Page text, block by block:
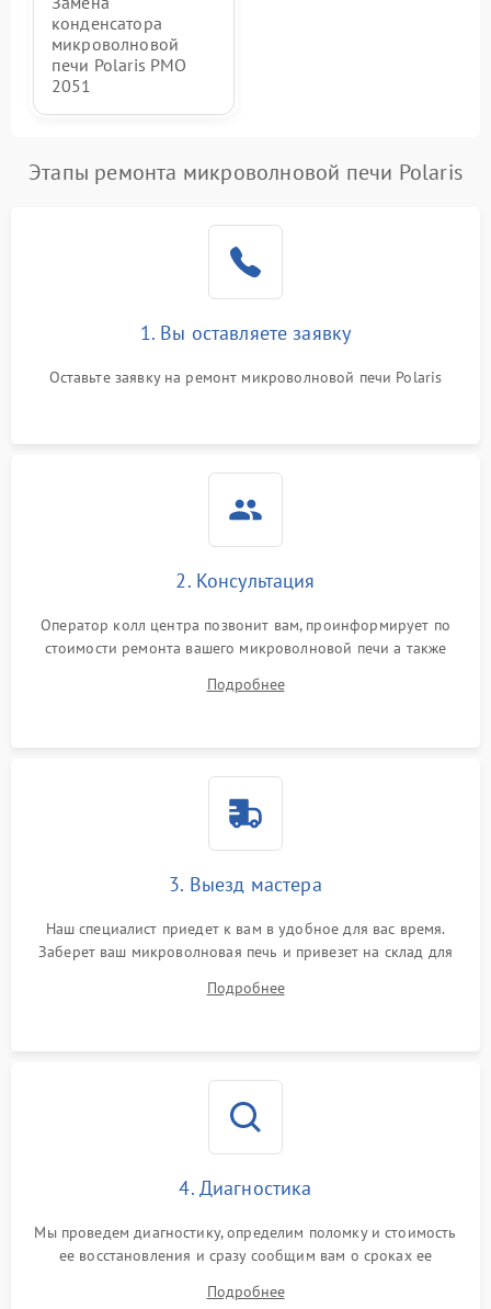
конденсатора
микроволновой
печи Polaris PMO
2051
Этапы ремонта микроволновой печи Polaris
1. Вы оставляете заявку
Оставьте заявку на ремонт микроволновой печи Polaris
2. Консультация
Оператор колл центра позвонит вам, проинформирует по
стоимости ремонта вашего микроволновой печи а также
Подробнее
3. Выезд мастера
Наш специалист приедет к вам в удобное для вас время.
Заберет ваш микроволновая печь и привезет на склад для
Подробнее
4. Диагностика
Мы проведем диагностику, определим поломку и стоимость
ее восстановления и сразу сообщим вам о сроках ее
Подробнее